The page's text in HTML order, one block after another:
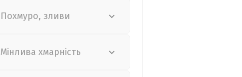
Похмуро, зливи
Мінлива хмарність